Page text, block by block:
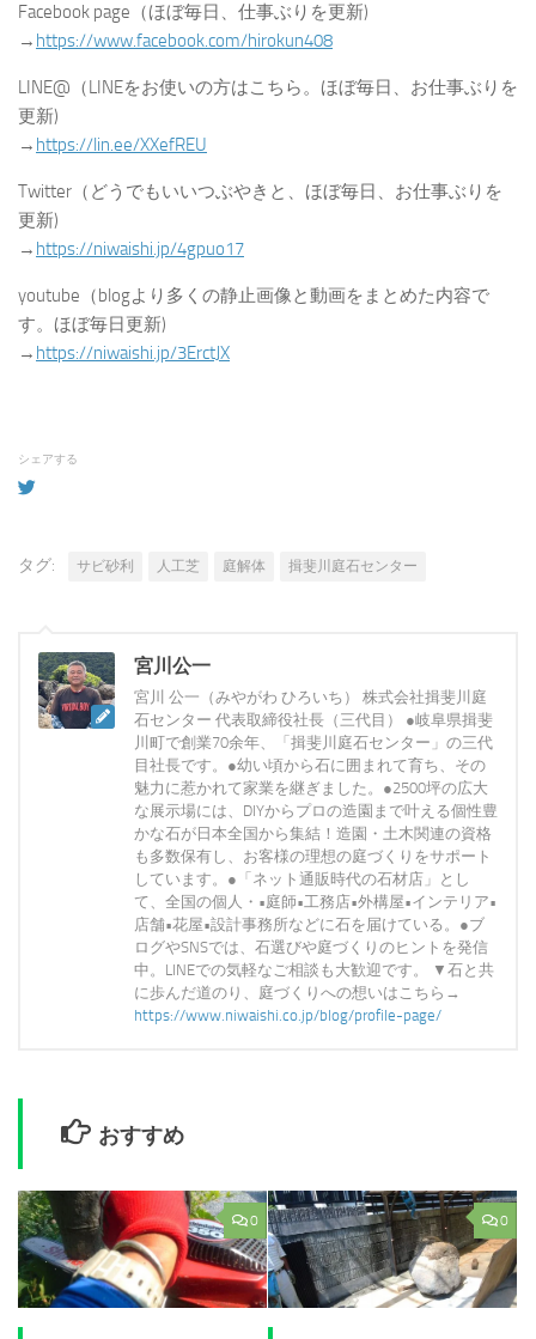
Facebook page（ほぼ毎日、仕事ぶりを更新)
→ https://www.facebook.com/hirokun408
LINE@（LINEをお使いの方はこちら。ほぼ毎日、お仕事ぶりを
更新)
→ https://lin.ee/XXefREU
Twitter（どうでもいいつぶやきと、ほぼ毎日、お仕事ぶりを
更新)
→ https://niwaishi.jp/4gpuo17
youtube（blogより多くの静止画像と動画をまとめた内容で
す。ほぼ毎日更新)
→ https://niwaishi.jp/3ErctJX
シェアする
タグ: サビ砂利 人工芝 庭解体 揖斐川庭石センター
宮川公一
宮川 公一（みやがわ ひろいち） 株式会社揖斐川庭
石センター 代表取締役社長（三代目） ●岐阜県揖斐
川町で創業70余年、「揖斐川庭石センター」の三代
目社長です。●幼い頃から石に囲まれて育ち、その
魅力に惹かれて家業を継ぎました。●2500坪の広大
な展示場には、DIYからプロの造園まで叶える個性豊
かな石が日本全国から集結！造園・土木関連の資格
も多数保有し、お客様の理想の庭づくりをサポート
しています。●「ネット通販時代の石材店」とし
て、全国の個人・•庭師•工務店•外構屋•インテリア•
店舗•花屋•設計事務所などに石を届けている。●ブ
ログやSNSでは、石選びや庭づくりのヒントを発信
中。LINEでの気軽なご相談も大歓迎です。 ▼石と共
に歩んだ道のり、庭づくりへの想いはこちら→
https://www.niwaishi.co.jp/blog/profile-page/
おすすめ
0 0